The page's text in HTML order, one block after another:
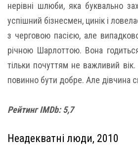
нерівні шлюби, яка буквально
успішний бізнесмен, цинік і
з черговою пасією, але
річною Шарлоттою. Вона
тільки почуттям не важливий
повинно бути добре. Але дівчина
Рейтинг IMDb: 5,7
Неадекватні люди, 2010